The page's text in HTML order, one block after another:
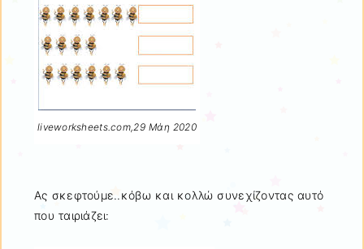
liveworksheets.com,29 Μάη 2020
Ας σκεφτούμε..κόβω και κολλώ συνεχίζοντας αυτό
που ταιριάζει: